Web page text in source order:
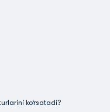
ko‘rsatadi?